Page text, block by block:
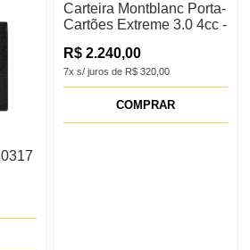
Carteira Montblanc Porta-
Cartões Extreme 3.0 4cc -
7x s/ juros de R$ 320,00
R$ 2.240,00
COMPRAR